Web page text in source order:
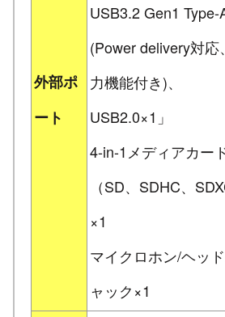
外部ポ
ート
USB3.2 Gen1 Type-
(Power delivery対
力機能付き)、
USB2.0×1」
4-in-1メディアカー
（SD、SDHC、
×1
マイクロホン/ヘッ
ャック×1